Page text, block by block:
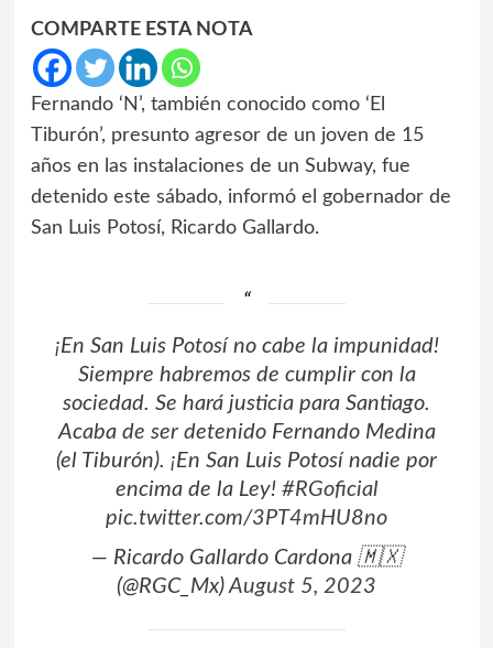
COMPARTE ESTA NOTA
Fernando ‘N’, también conocido como ‘El
Tiburón’, presunto agresor de un joven de 15
años en las instalaciones de un Subway, fue
detenido este sábado, informó el gobernador de
San Luis Potosí, Ricardo Gallardo.
¡En San Luis Potosí no cabe la impunidad!
Siempre habremos de cumplir con la
sociedad. Se hará justicia para Santiago.
Acaba de ser detenido Fernando Medina
(el Tiburón). ¡En San Luis Potosí nadie por
encima de la Ley! #RGoficial
pic.twitter.com/3PT4mHU8no
— Ricardo Gallardo Cardona 🇲🇽
(@RGC_Mx)August 5, 2023